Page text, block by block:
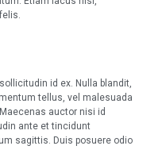
id ex. Nulla blandit,
tellus, vel malesuada
auctor nisi id
ante et tincidunt
sagittis. Duis posuere odio